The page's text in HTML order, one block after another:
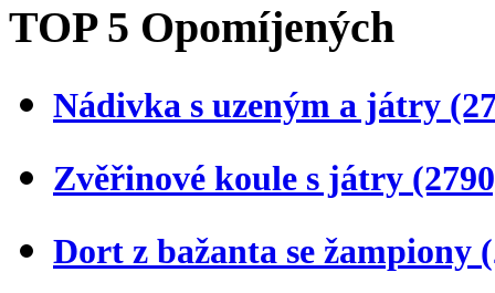
TOP 5 Opomíjených
Nádivka s uzeným a játry
Zvěřinové koule s játry
Dort z bažanta se žampiony